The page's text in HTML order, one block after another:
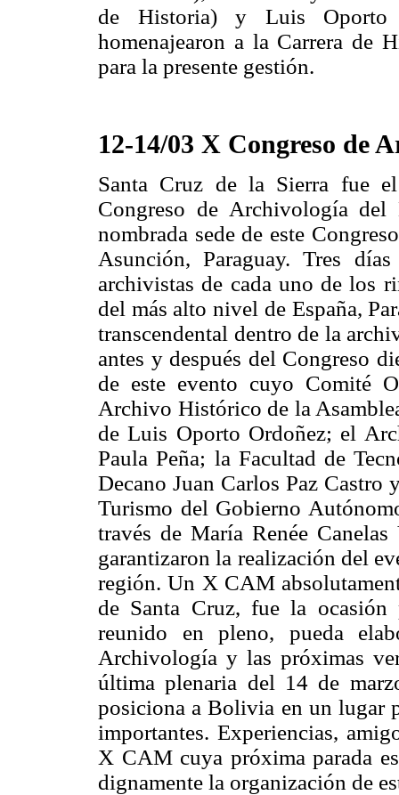
de Historia) y Luis
homenajearon a la Carrera de
para la presente gestión.
12-14/03 X Congreso de
Santa Cruz de la Sierra fue
Congreso de Archivología
nombrada sede de este
Asunción, Paraguay. Tres
archivistas de cada uno de los
del más alto nivel de España,
transcendental dentro de la
antes y después del Congreso
de este evento cuyo Comité
Archivo Histórico de la
de Luis Oporto Ordoñez; el
Paula Peña; la Facultad de
Decano Juan Carlos Paz
Turismo del Gobierno
través de María Renée
garantizaron la realización del
región. Un X CAM
de Santa Cruz, fue la
reunido en pleno, pueda
Archivología y las próximas
última plenaria del 14 de
posiciona a Bolivia en un lugar
importantes. Experiencias,
X CAM cuya próxima parada
dignamente la organización de